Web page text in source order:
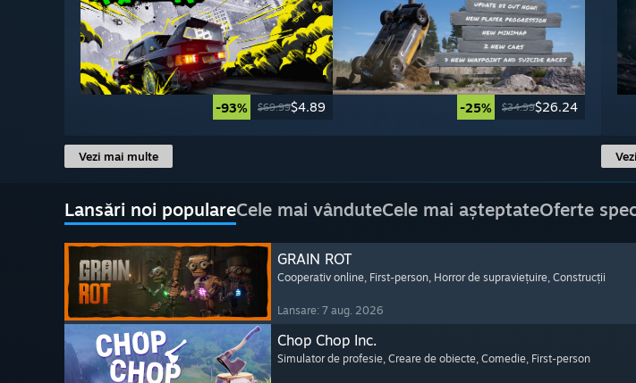
-93% $69.99$4.89 -25% $34.99$26.24
Vezi mai multe
Lansări noi populareCele mai vânduteCele mai așteptateOferte
GRAIN ROT
Cooperativ online, First-person, Horror de supraviețuire, Construcții
Lansare: 7 aug. 2026
Chop Chop Inc.
Simulator de profesie, Creare de obiecte, Comedie, First-person